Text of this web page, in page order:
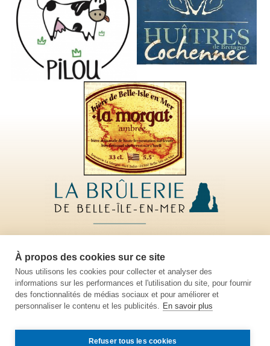
Clôture des inscriptions le samedi 9 juillet à 12h
Voir le calendrier des compétitions
À propos des cookies sur ce site
Nous utilisons les cookies pour collecter et analyser des
informations sur les performances et l'utilisation du site, pour fournir
des fonctionnalités de médias sociaux et pour améliorer et
personnaliser le contenu et les publicités. En savoir plus
Refuser tous les cookies